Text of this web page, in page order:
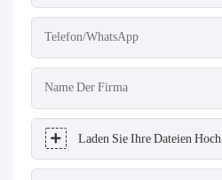
Telefon/WhatsApp
Name Der Firma
Laden Sie Ihre Dateien Hoch